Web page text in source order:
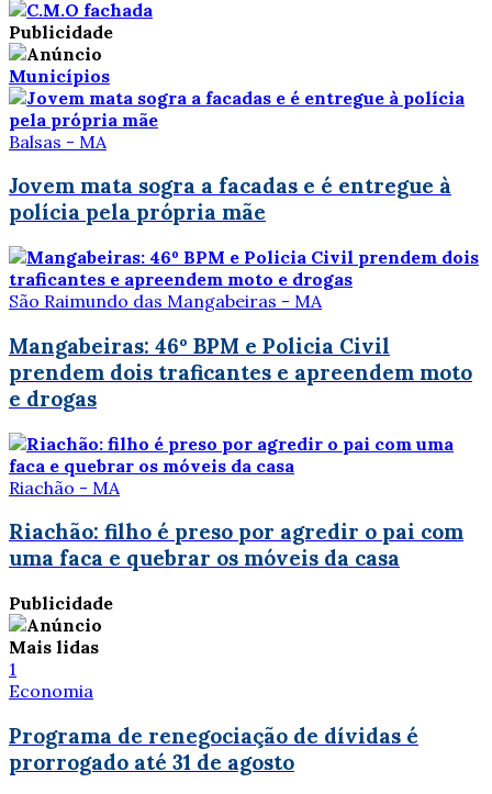
Publicidade
Municípios
Balsas - MA
Jovem mata sogra a facadas e é entregue à
polícia pela própria mãe
São Raimundo das Mangabeiras - MA
Mangabeiras: 46º BPM e Policia Civil
prendem dois traficantes e apreendem moto
e drogas
Riachão - MA
Riachão: filho é preso por agredir o pai com
uma faca e quebrar os móveis da casa
Publicidade
Mais lidas
1
Economia
Programa de renegociação de dívidas é
prorrogado até 31 de agosto